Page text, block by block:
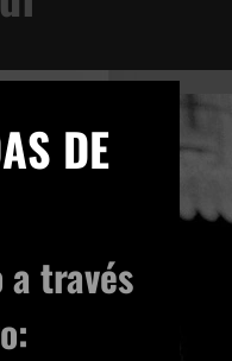
DE
a través